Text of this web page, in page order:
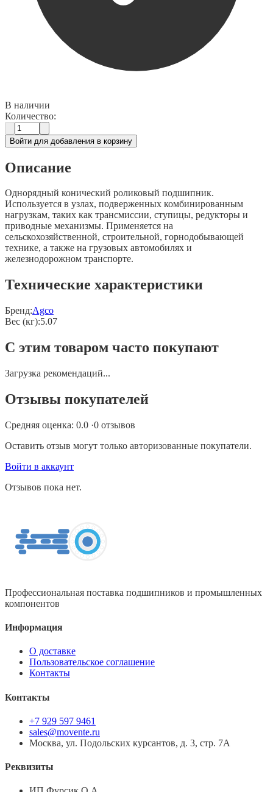
В наличии
Количество:
Войти для добавления в корзину
Описание
Однорядный конический роликовый подшипник.
Используется в узлах, подверженных комбинированным
нагрузкам, таких как трансмиссии, ступицы, редукторы и
приводные механизмы. Применяется на
сельскохозяйственной, строительной, горнодобывающей
технике, а также на грузовых автомобилях и
железнодорожном транспорте.
Технические характеристики
Бренд:Agco
Вес (кг):5.07
С этим товаром часто покупают
Загрузка рекомендаций...
Отзывы покупателей
Средняя оценка: 0.0 ·0 отзывов
Оставить отзыв могут только авторизованные покупатели.
Войти в аккаунт
Отзывов пока нет.
Профессиональная поставка подшипников и промышленных
компонентов
Информация
О доставке
Пользовательское соглашение
Контакты
Контакты
+7 929 597 9461
sales@movente.ru
Москва, ул. Подольских курсантов, д. 3, стр. 7А
Реквизиты